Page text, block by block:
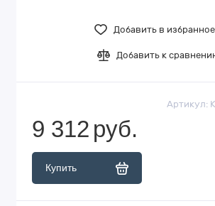
Добавить в избранное
Добавить к
Артикул:
9 312 руб.
Купить